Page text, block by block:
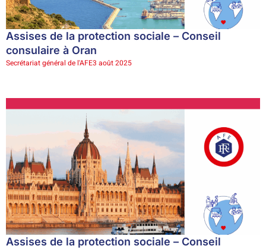
Assises de la protection sociale – Conseil
consulaire à Oran
Secrétariat général de l'AFE3 août 2025
Assises de la protection sociale – Conseil